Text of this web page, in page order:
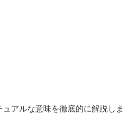
ュアルな意味を徹底的に解説しま